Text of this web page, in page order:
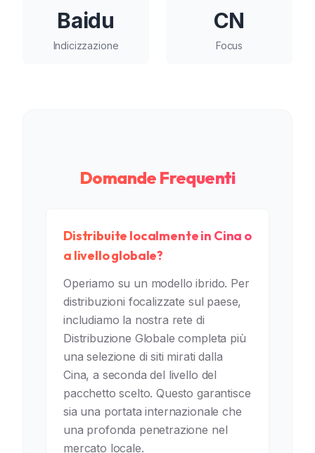
Baidu
Indicizzazione
CN
Focus
Domande Frequenti
Distribuite localmente in Cina o
a livello globale?
Operiamo su un modello ibrido. Per
distribuzioni focalizzate sul paese,
includiamo la nostra rete di
Distribuzione Globale completa più
una selezione di siti mirati dalla
Cina, a seconda del livello del
pacchetto scelto. Questo garantisce
sia una portata internazionale che
una profonda penetrazione nel
mercato locale.